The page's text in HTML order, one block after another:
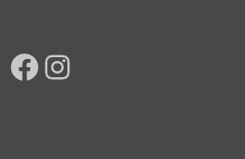
Facebook Instagram